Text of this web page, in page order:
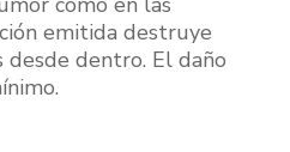
emitida destruye
desde dentro. El daño